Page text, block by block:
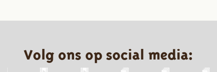
Volg ons op social media: